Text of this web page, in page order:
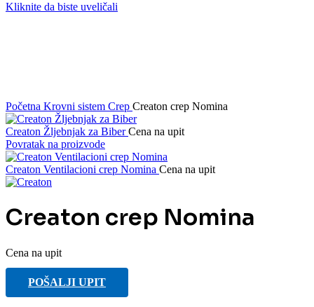
Kliknite da biste uveličali
Početna Krovni sistem Crep Creaton crep Nomina
Creaton Žljebnjak za BiberCena na upit
Povratak na proizvode
Creaton Ventilacioni crep Nomina Cena na upit
Creaton crep Nomina
Cena na upit
POŠALJI UPIT